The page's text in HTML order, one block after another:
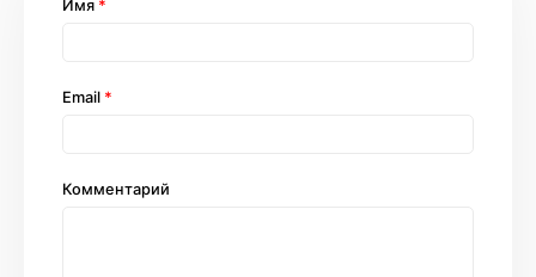
Комментарий
Имя *
Email *